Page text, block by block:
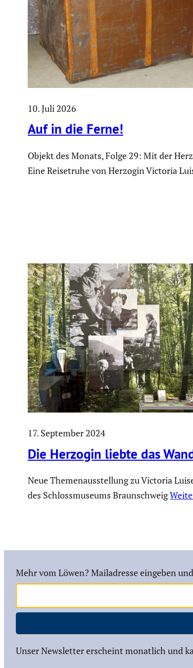
10. Juli 2026
Auf in die Ferne!
Objekt des Monats, Folge 29: Mit der
Eine Reisetruhe von Herzogin Victoria
17. September 2024
Die Herzogin liebte das
Neue Themenausstellung zu Victoria
des Schlossmuseums Braunschweig
Mehr vom Löwen? Mailadresse eingeben
Unser Newsletter erscheint monatlich und